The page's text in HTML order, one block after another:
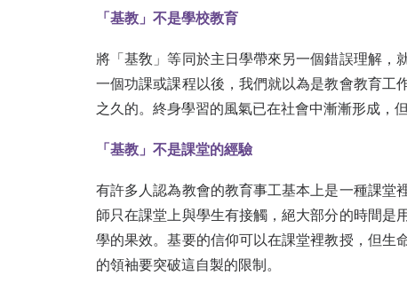
「基教」不是學校教育
將「基敎」等同於主日學帶來另一個錯誤理解，
一個功課或課程以後，我們就以為是教會教育工
之久的。終身學習的風氣已在社會中漸漸形成，
「基教」不是課堂的經驗
有許多人認為教會的教育事工基本上是一種課堂
師只在課堂上與學生有接觸，絕大部分的時間是
學的果效。基要的信仰可以在課堂裡教授，但生
的領袖要突破這自製的限制。